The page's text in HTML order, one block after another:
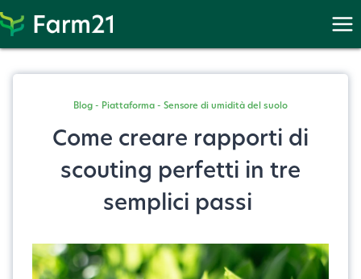
PayPal
Standard
informazioni
Blog- Piattaforma- Sensore di umidità del suolo
Come creare rapporti di
scouting perfetti in tre
semplici passi